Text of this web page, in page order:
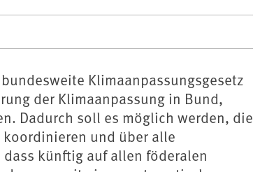
Klimaanpassungsgesetz
der Klimaanpassung in Bund,
Dadurch soll es möglich werden, die
und über alle
künftig auf allen föderalen